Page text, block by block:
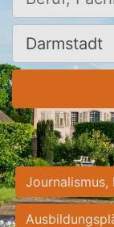
Ort, Stadt
Journalismus,